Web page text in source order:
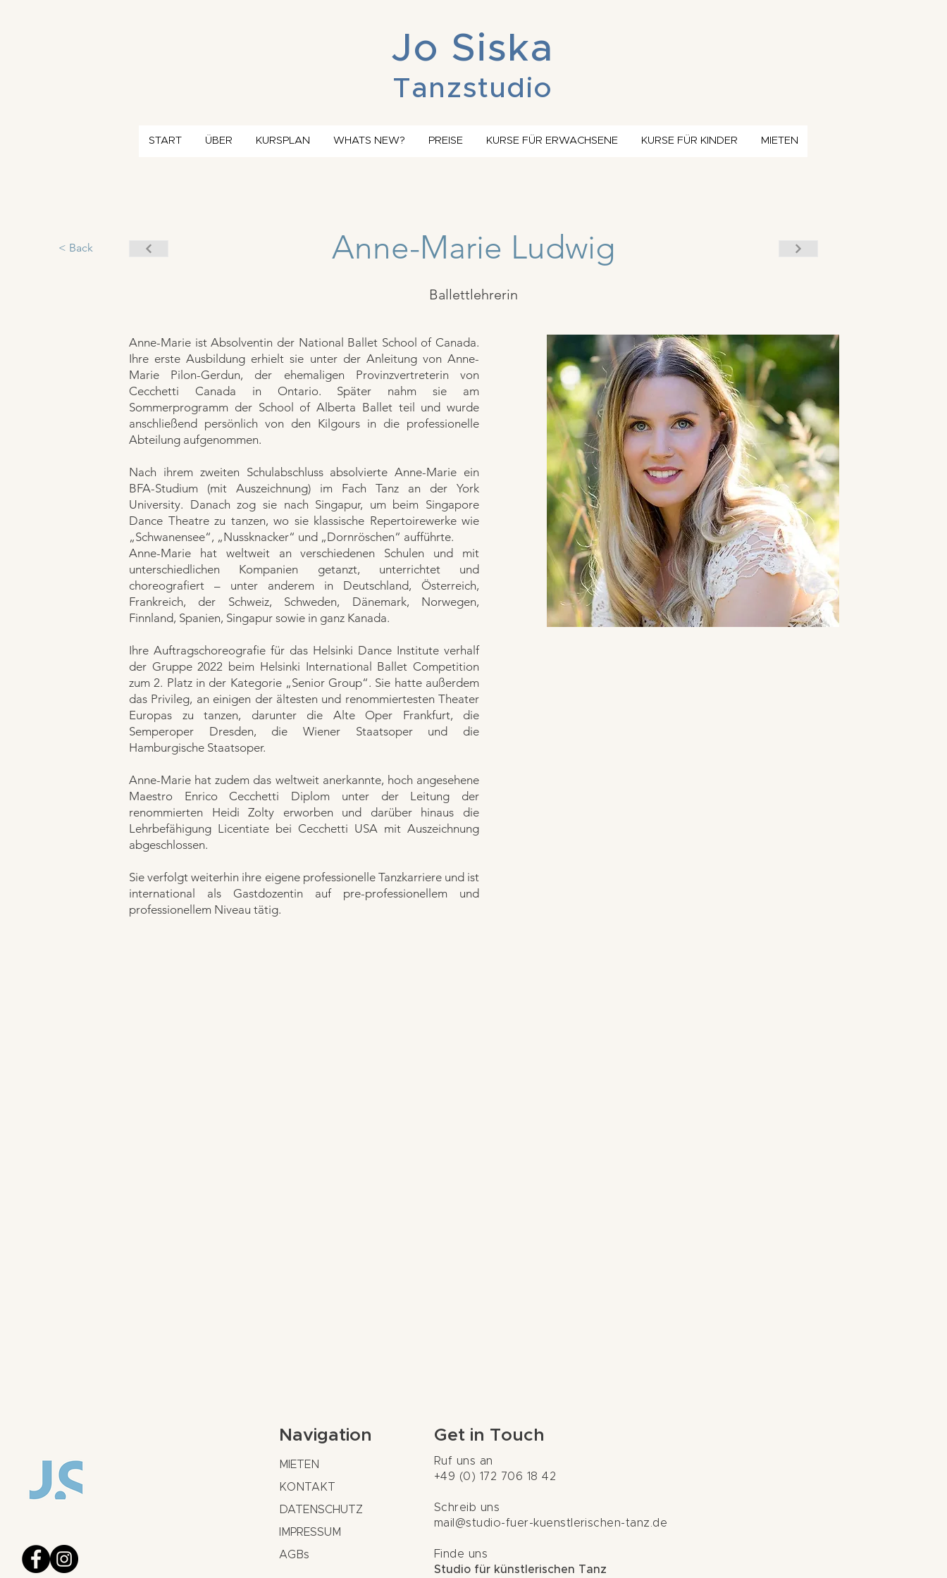
Jo Siska
START ÜBER KURSPLAN WHATS NEW? PREISE KURSE FÜR ERWACHSENE KURSE FÜR KINDER MIETEN
Tanzstudio
< Back Anne-Marie Ludwig
Ballettlehrerin
Anne-Marie ist Absolventin der National Ballet School of Canada.
Ihre erste Ausbildung erhielt sie unter der Anleitung von Anne-
Marie Pilon-Gerdun, der ehemaligen Provinzvertreterin von
Cecchetti Canada in Ontario. Später nahm sie am
Sommerprogramm der School of Alberta Ballet teil und wurde
anschließend persönlich von den Kilgours in die professionelle
Abteilung aufgenommen.
Nach ihrem zweiten Schulabschluss absolvierte Anne-Marie ein
BFA-Studium (mit Auszeichnung) im Fach Tanz an der York
University. Danach zog sie nach Singapur, um beim Singapore
Dance Theatre zu tanzen, wo sie klassische Repertoirewerke wie
„Schwanensee“, „Nussknacker“ und „Dornröschen“ aufführte.
Anne-Marie hat weltweit an verschiedenen Schulen und mit
unterschiedlichen Kompanien getanzt, unterrichtet und
choreografiert – unter anderem in Deutschland, Österreich,
Frankreich, der Schweiz, Schweden, Dänemark, Norwegen,
Finnland, Spanien, Singapur sowie in ganz Kanada.
Ihre Auftragschoreografie für das Helsinki Dance Institute verhalf
der Gruppe 2022 beim Helsinki International Ballet Competition
zum 2. Platz in der Kategorie „Senior Group“. Sie hatte außerdem
das Privileg, an einigen der ältesten und renommiertesten Theater
Europas zu tanzen, darunter die Alte Oper Frankfurt, die
Semperoper Dresden, die Wiener Staatsoper und die
Hamburgische Staatsoper.
Anne-Marie hat zudem das weltweit anerkannte, hoch angesehene
Maestro Enrico Cecchetti Diplom unter der Leitung der
renommierten Heidi Zolty erworben und darüber hinaus die
Lehrbefähigung Licentiate bei Cecchetti USA mit Auszeichnung
abgeschlossen.
Sie verfolgt weiterhin ihre eigene professionelle Tanzkarriere und ist
international als Gastdozentin auf pre-professionellem und
professionellem Niveau tätig.
Navigation
MIETEN
KONTAKT
DATENSCHUTZ
IMPRESSUM
AGBs
Get in Touch
Ruf uns an
+49 (0) 172 706 18 42
Schreib uns
mail@studio-fuer-kuenstlerischen-tanz.de
Finde uns
Studio für künstlerischen Tanz